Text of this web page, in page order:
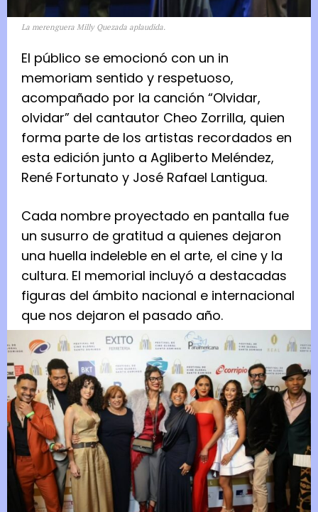
La merenguera Milly Quezada aplaudida.
El público se emocionó con un in
memoriam sentido y respetuoso,
acompañado por la canción “Olvidar,
olvidar” del cantautor Cheo Zorrilla, quien
forma parte de los artistas recordados en
esta edición junto a Agliberto Meléndez,
René Fortunato y José Rafael Lantigua.
Cada nombre proyectado en pantalla fue
un susurro de gratitud a quienes dejaron
una huella indeleble en el arte, el cine y la
cultura. El memorial incluyó a destacadas
figuras del ámbito nacional e internacional
que nos dejaron el pasado año.